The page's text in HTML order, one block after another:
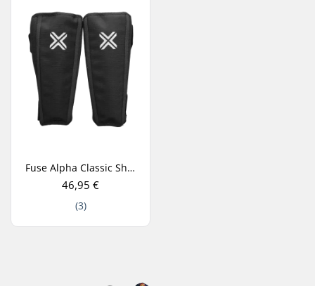
Fuse Alpha Classic Shin Pads
46,95 €
(3)